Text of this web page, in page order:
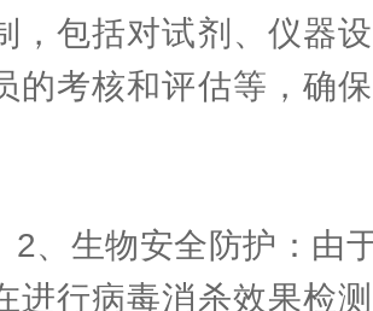
，包括对试剂、仪器
的考核和评估等，确
生物安全防护：由于
进行病毒消杀效果检